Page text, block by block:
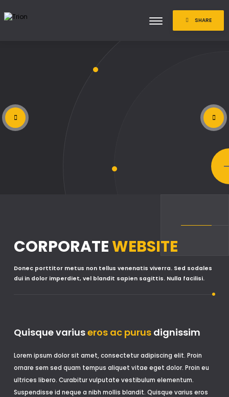
SHARE
CORPORATEWEBSITE
Donec porttitor metus non tellus venenatis viverra. Sed sodales
dui in dolor imperdiet, vel blandit sapien sagittis. Nulla facilisi.
Quisque variuseros ac purus dignissim
Lorem ipsum dolor sit amet, consectetur adipiscing elit. Proin
ornare sem sed quam tempus aliquet vitae eget dolor. Proin eu
ultrices libero. Curabitur vulputate vestibulum elementum.
Suspendisse id neque a nibh mollis blandit. Quisque varius eros